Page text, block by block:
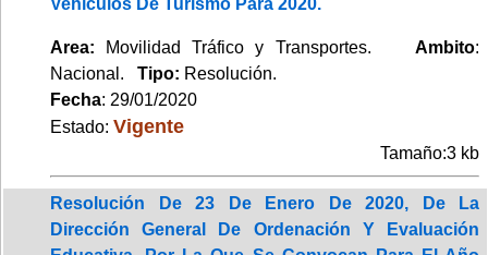
Area: Movilidad Tráfico y Transportes. Ambito:
Nacional. Tipo: Resolución.
Fecha: 29/01/2020
Estado: Vigente
Tamaño:3 kb
Resolución De 23 De Enero De 2020, De La
Dirección General De Ordenación Y Evaluación